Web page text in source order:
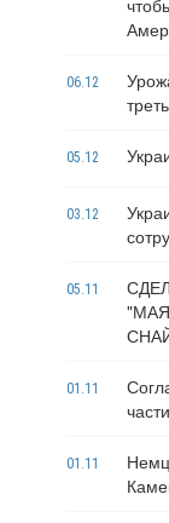
06.12
05.12
03.12
05.11
01.11
01.11